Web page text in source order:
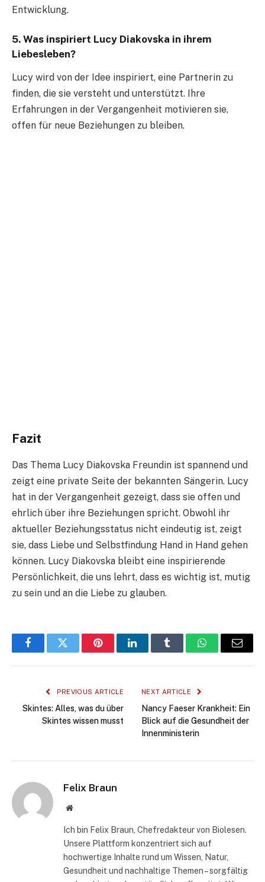
Entwicklung.
5. Was inspiriert Lucy Diakovska in ihrem
Liebesleben?
Lucy wird von der Idee inspiriert, eine Partnerin zu
finden, die sie versteht und unterstützt. Ihre
Erfahrungen in der Vergangenheit motivieren sie,
offen für neue Beziehungen zu bleiben.
Fazit
Das Thema Lucy Diakovska Freundin ist spannend und
zeigt eine private Seite der bekannten Sängerin. Lucy
hat in der Vergangenheit gezeigt, dass sie offen und
ehrlich über ihre Beziehungen spricht. Obwohl ihr
aktueller Beziehungsstatus nicht eindeutig ist, zeigt
sie, dass Liebe und Selbstfindung Hand in Hand gehen
können. Lucy Diakovska bleibt eine inspirierende
Persönlichkeit, die uns lehrt, dass es wichtig ist, mutig
zu sein und an die Liebe zu glauben.
FacebookTwitter PinterestLinkedInTumblr WhatsAppEmail
PREVIOUS ARTICLE
Skintes: Alles, was du über
Skintes wissen musst
NEXT ARTICLE
Nancy Faeser Krankheit: Ein
Blick auf die Gesundheit der
Innenministerin
Felix Braun
Website
Ich bin Felix Braun, Chefredakteur von Biolesen.
Unsere Plattform konzentriert sich auf
hochwertige Inhalte rund um Wissen, Natur,
Gesundheit und nachhaltige Themen – sorgfältig